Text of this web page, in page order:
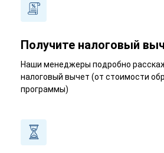
Получите налоговый
Наши менеджеры подробно
налоговый вычет (от стоимости
программы)